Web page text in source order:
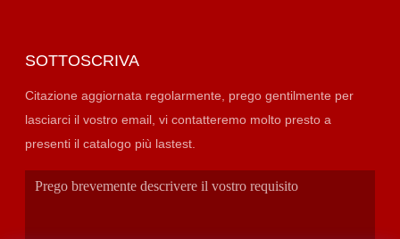
SOTTOSCRIVA
Citazione aggiornata regolarmente, prego gentilmente per
lasciarci il vostro email, vi contatteremo molto presto a
presenti il catalogo più lastest.